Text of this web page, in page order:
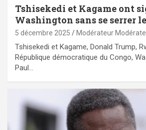
Tshisekedi et Kagame ont
Washington sans se serrer
5 décembre 2025 Modérateur
Tshisekedi et Kagame, Donald Trump,
République démocratique du Congo,
Paul…